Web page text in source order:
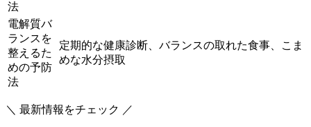
法
電解質バ
ランスを
整えるた
めの予防
法
定期的な健康診断、バランスの取れた食事、こま
めな水分摂取
＼ 最新情報をチェック ／